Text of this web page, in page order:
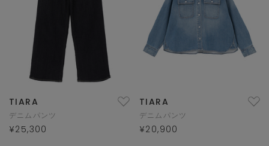
TIARA
デニムパンツ
¥25,300
TIARA
デニムパンツ
¥20,900